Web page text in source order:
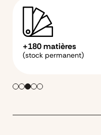
+180 matières
(stock permanent)